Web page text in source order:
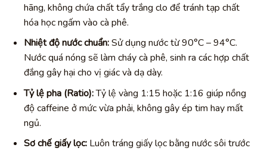
hãng, không chứa chất tẩy trắng clo để tránh tạp chất
hóa học ngấm vào cà phê.
Nhiệt độ nước chuẩn:Sử dụng nước từ 90°C – 94°C.
Nước quá nóng sẽ làm cháy cà phê, sinh ra các hợp chất
đắng gây hại cho vị giác và dạ dày.
Tỷ lệ pha (Ratio):Tỷ lệ vàng 1:15 hoặc 1:16 giúp nồng
độ caffeine ở mức vừa phải, không gây ép tim hay mất
ngủ.
Sơ chế giấy lọc:Luôn tráng giấy lọc bằng nước sôi trước